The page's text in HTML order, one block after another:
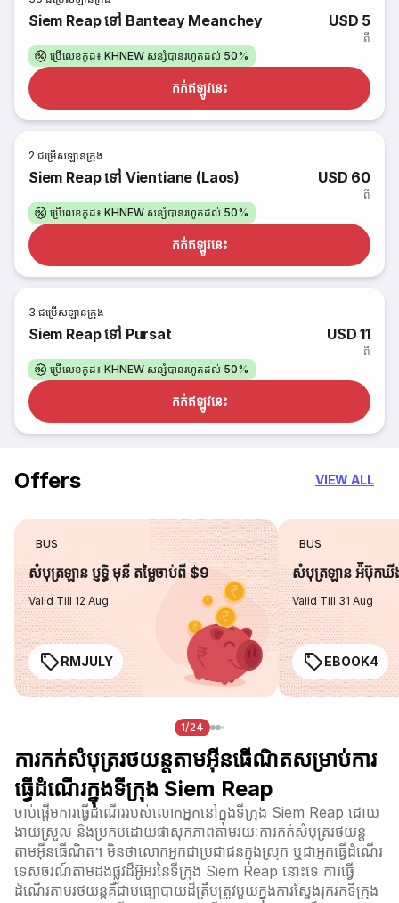
Siem Reap ទៅ Banteay Meanchey USD 5
ពី
ប្រើលេខកូដ៖ KHNEW សន្សំបានរហូតដល់ 50%
កក់​ឥឡូវនេះ
2 ជម្រើសឡានក្រុង
Siem Reap ទៅ Vientiane (Laos) USD 60
ពី
ប្រើលេខកូដ៖ KHNEW សន្សំបានរហូតដល់ 50%
កក់​ឥឡូវនេះ
3 ជម្រើសឡានក្រុង
Siem Reap ទៅ Pursat USD 11
ពី
ប្រើលេខកូដ៖ KHNEW សន្សំបានរហូតដល់ 50%
កក់​ឥឡូវនេះ
Offers VIEW ALL
BUS
សំបុត្រឡាន ប្ញទ្ធិ មុនី តម្លៃចាប់ពី $9
Valid Till 12 Aug
RMJULY
BUS
សំបុត្រឡាន អ៉ីប៊ុកឃី
Valid Till 31 Aug
EBOOK4
1/24
ការកក់សំបុត្ររថយន្តតាមអ៊ីនធើណិតសម្រាប់ការ
ធ្វើដំណើរក្នុងទីក្រុង Siem Reap
ចាប់ផ្តើមការធ្វើដំណើររបស់លោកអ្នកនៅក្នុងទីក្រុង Siem Reap ដោយ
ងាយស្រួល និងប្រកបដោយផាសុកភាពតាមរយៈការកក់សំបុត្ររថយន្ត
តាមអ៊ីនធើណិត។ មិនថាលោកអ្នកជាប្រជាជនក្នុងស្រុក ឬជាអ្នកធ្វើដំណើរ
ទេសចរណ៍តាមដងផ្លូវដ៏អ៊ូអរនៃទីក្រុង Siem Reap នោះទេ ការធ្វើ
ដំណើរតាមរថយន្តគឺជាមធ្យោបាយដ៏ត្រឹមត្រូវមួយក្នុងការស្វែងរុករកទីក្រុង